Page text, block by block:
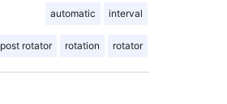
automatic interval
post rotator rotation rotator